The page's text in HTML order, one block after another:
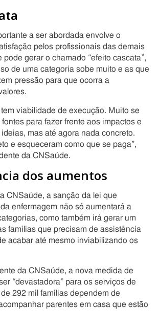
a ser abordada envolve o
pelos profissionais das demais
pode gerar o chamado “efeito cascata”,
de uma categoria sobe muito e as que
pressão para que ocorra a
viabilidade de execução. Muito se
para fazer frente aos impactos e
mas até agora nada concreto.
e esqueceram como que se paga”,
da CNSaúde.
dos aumentos
CNSaúde, a sanção da lei que
enfermagem não só aumentará a
como também irá gerar um
famílias que precisam de assistência
acabar até mesmo inviabilizando os
da CNSaúde, a nova medida de
“devastadora” para os serviços de
292 mil famílias dependem de
parentes em casa que estão